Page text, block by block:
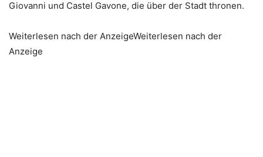
Giovanni und Castel Gavone, die über der Stadt thronen.
Weiterlesen nach der AnzeigeWeiterlesen nach der
Anzeige